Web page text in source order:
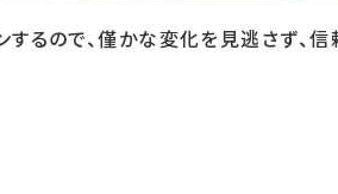
るので、僅かな変化を見逃さず、